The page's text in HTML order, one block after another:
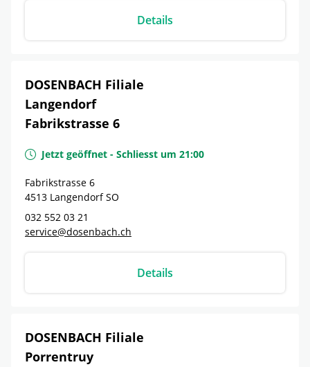
Details
DOSENBACH Filiale
Langendorf
Fabrikstrasse 6
Jetzt geöffnet - Schliesst um 21:00
Fabrikstrasse 6
4513 Langendorf SO
032 552 03 21
service@dosenbach.ch
Details
DOSENBACH Filiale
Porrentruy